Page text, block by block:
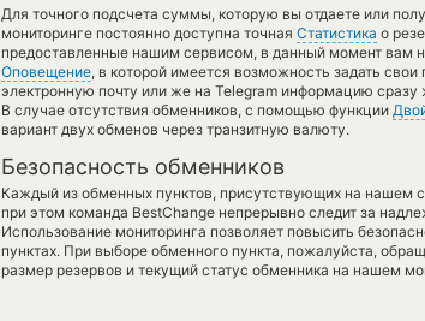
Для точного подсчета суммы, которую вы отдаете или
мониторинге постоянно доступна точная Статистика о
предоставленные нашим сервисом, в данный момент вам
Оповещение, в которой имеется возможность задать
электронную почту или же на Telegram информацию сразу
В случае отсутствия обменников, с помощью функции
вариант двух обменов через транзитную валюту.
Безопасность обменников
Каждый из обменных пунктов, присутствующих на нашем
при этом команда BestChange непрерывно следит за
Использование мониторинга позволяет повысить
пунктах. При выборе обменного пункта, пожалуйста,
размер резервов и текущий статус обменника на нашем